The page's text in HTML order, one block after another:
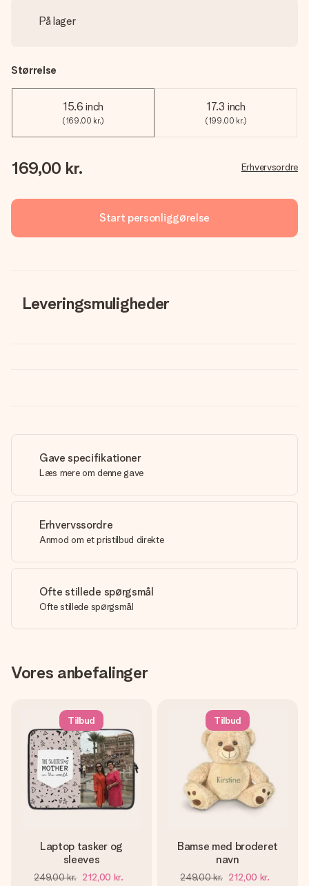
På lager
Størrelse
15.6 inch
(169,00 kr.)
17.3 inch
(199,00 kr.)
169,00 kr. Erhvervsordre
Start personliggørelse
Leveringsmuligheder
Gave specifikationer
Læs mere om denne gave
Erhvervssordre
Anmod om et pristilbud direkte
Ofte stillede spørgsmål
Ofte stillede spørgsmål
Vores anbefalinger
Tilbud
Laptop tasker og
sleeves
249,00 kr. 212,00 kr.
Tilbud
Bamse med broderet
navn
249,00 kr. 212,00 kr.